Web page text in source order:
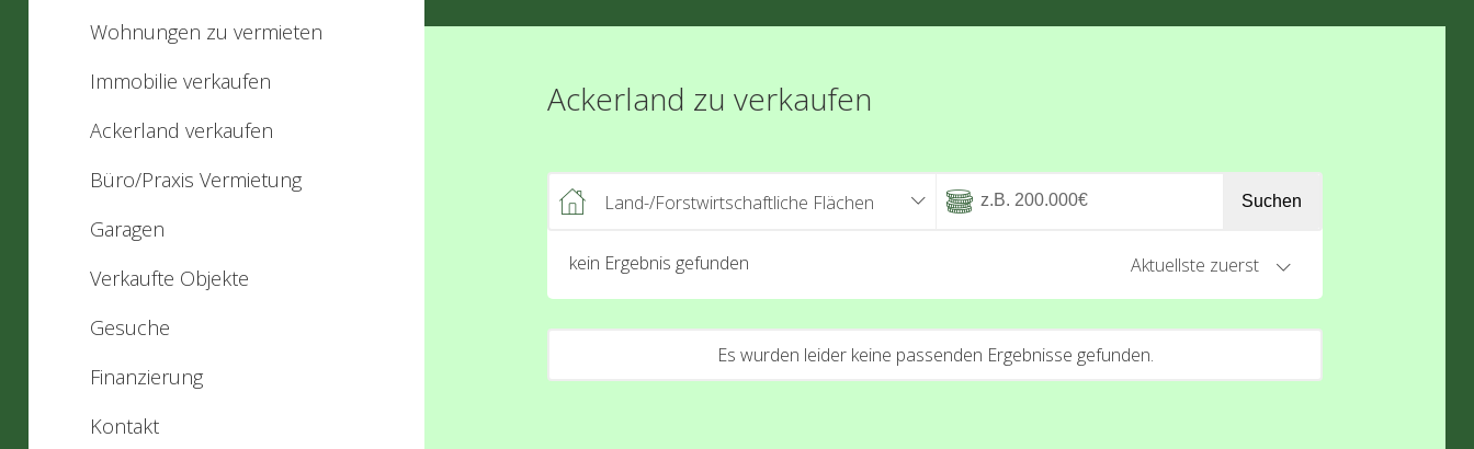
Wohnungen zu vermieten
Immobilie verkaufen
Ackerland verkaufen
Büro/Praxis Vermietung
Garagen
Verkaufte Objekte
Gesuche
Finanzierung
Kontakt
Ackerland zu verkaufen
Land-/Forstwirtschaftliche Flächen Suchen
kein Ergebnis gefunden Aktuellste zuerst
Es wurden leider keine passenden Ergebnisse gefunden.